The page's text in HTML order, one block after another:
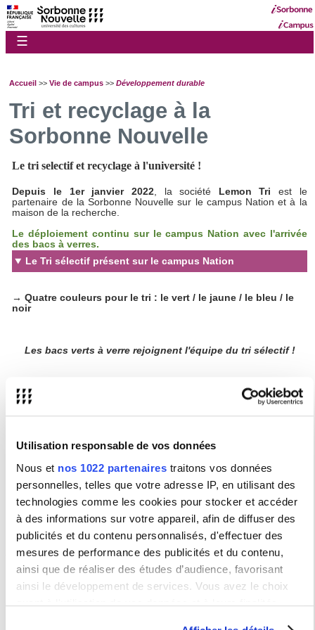
Utilisation responsable de vos données
Nous et nos 1022 partenaires traitons vos données
personnelles, telles que votre adresse IP, en utilisant des
technologies comme les cookies pour stocker et accéder
à des informations sur votre appareil, afin de diffuser des
publicités et du contenu personnalisés, d'effectuer des
mesures de performance des publicités et du contenu,
ainsi que de réaliser des études d’audience, favorisant
ainsi le développement de services. Vous avez le choix
quant à l'utilisation de vos données et à leurs finalités.
☰
Accueil >> Vie de campus >> Développement durable
Tri et recyclage à la
Sorbonne Nouvelle
Le tri selectif et recyclage à l'université !
Depuis le 1er janvier 2022, la société Lemon Tri est le
partenaire de la Sorbonne Nouvelle sur le campus Nation et à la
maison de la recherche.
Le déploiement continu sur le campus Nation avec l'arrivée
des bacs à verres.
Le Tri sélectif présent sur le campus Nation
→ Quatre couleurs pour le tri : le vert / le jaune / le bleu / le
noir
Les bacs verts à verre rejoignent l'équipe du tri sélectif !
📘Consultez le guide Comment recycler ses déchets ?
Le Tri à la Maison de la Recherche
Les autres collecteurs de tri à l'USN
→Dans le hall d’accueil de Nation, vous retrouverez également
les collecteurs debouchons de l’espoir.
Bilan du recyclage par mois
Développement durable
Retour à la page d'accueil